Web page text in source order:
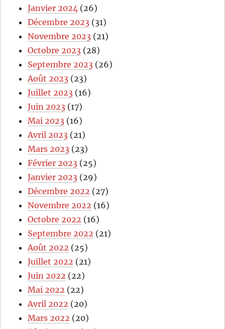
Janvier 2024 (26)
Décembre 2023 (31)
Novembre 2023 (21)
Octobre 2023 (28)
Septembre 2023 (26)
Août 2023 (23)
Juillet 2023 (16)
Juin 2023 (17)
Mai 2023 (16)
Avril 2023 (21)
Mars 2023 (23)
Février 2023 (25)
Janvier 2023 (29)
Décembre 2022 (27)
Novembre 2022 (16)
Octobre 2022 (16)
Septembre 2022 (21)
Août 2022 (25)
Juillet 2022 (21)
Juin 2022 (22)
Mai 2022 (22)
Avril 2022 (20)
Mars 2022 (20)